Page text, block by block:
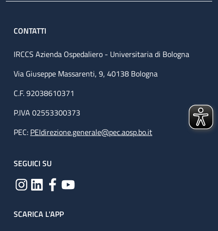
CONTATTI
IRCCS Azienda Ospedaliero - Universitaria di Bologna
Via Giuseppe Massarenti, 9, 40138 Bologna
C.F. 92038610371
P.IVA 02553300373
PEC: PEIdirezione.generale@pec.aosp.bo.it
SEGUICI SU
SCARICA L'APP